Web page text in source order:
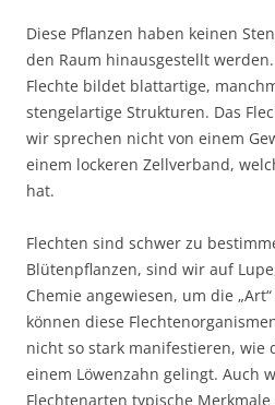
Diese Pflanzen haben keinen
den Raum hinausgestellt
Flechte bildet blattartige,
stengelartige Strukturen. Das
wir sprechen nicht von einem
einem lockeren Zellverband,
hat.
Flechten sind schwer zu
Blütenpflanzen, sind wir auf
Chemie angewiesen, um die
können diese
nicht so stark manifestieren, wie
einem Löwenzahn gelingt. Auch
Flechtenarten typische